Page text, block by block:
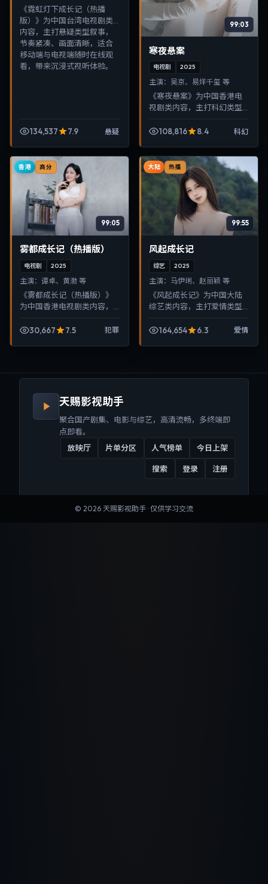
《霓虹灯下成长记（热播
版）》为中国台湾电视剧类
内容，主打悬疑类型叙事，
节奏紧凑、画面清晰，适合
移动端与电视端随时在线观
看，带来沉浸式视听体验。
134,537 7.9 悬疑
99:03
寒夜悬案
电视剧 2025
主演： 吴京、易烊千玺 等
《寒夜悬案》为中国香港电
视剧类内容，主打科幻类型
晰，适合移动端与电视端随
108,816 8.4 科幻
香港 高分
99:05
雾都成长记（热播版）
电视剧 2025
主演： 谭卓、黄渤 等
《雾都成长记（热播版）》
为中国香港电视剧类内容，
凑、画面清晰，适合移动端
30,667 7.5 犯罪
大陆 热播
99:55
风起成长记
综艺 2025
主演： 马伊琍、赵丽颖 等
《风起成长记》为中国大陆
综艺类内容，主打爱情类型
晰，适合移动端与电视端随
164,654 6.3 爱情
天赐影视助手
聚合国产剧集、电影与综艺，高清流畅，多终端即
点即看。
放映厅
片单分区 人气榜单 今日上架
搜索 登录 注册
© 2026 天赐影视助手 · 仅供学习交流